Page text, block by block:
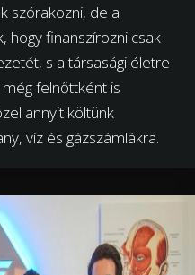
szórakozni, de a
hogy finanszírozni csak
s a társasági életre
felnőttként is
annyit költünk
víz és gázszámlákra.